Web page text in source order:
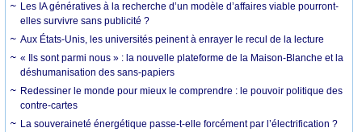
Les IA génératives à la recherche d’un modèle d’affaires viable pourront-
elles survivre sans publicité ?
Aux États-Unis, les universités peinent à enrayer le recul de la lecture
« Ils sont parmi nous » : la nouvelle plateforme de la Maison-Blanche et la
déshumanisation des sans-papiers
Redessiner le monde pour mieux le comprendre : le pouvoir politique des
contre-cartes
La souveraineté énergétique passe-t-elle forcément par l’électrification ?